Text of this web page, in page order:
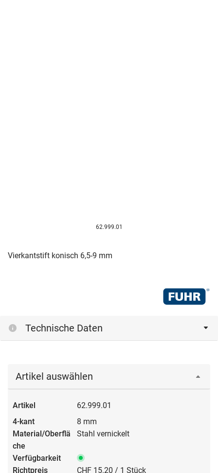
62.999.01
Vierkantstift konisch 6,5-9 mm
Technische Daten
Artikel auswählen
62.999.01
8 mm
Stahl vernickelt
CHF 15.20 / 1 Stück